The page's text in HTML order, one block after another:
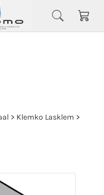
> Klemko Lasklem >